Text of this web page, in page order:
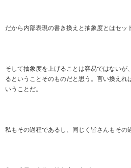
だから内部表現の書き換えと抽象度とはセッ
そして抽象度を上げることは容易ではないが
るということそのものだと思う。言い換えれ
いうことだ。
私もその過程であるし、同じく皆さんもその